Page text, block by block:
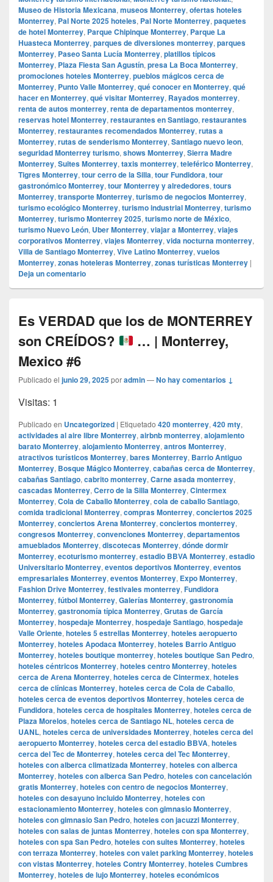
Museo de Historia Mexicana, museos Monterrey, ofertas hoteles
Monterrey, Pal Norte 2025 hoteles, Pal Norte Monterrey, paquetes
de hotel Monterrey, Parque Chipinque Monterrey, Parque La
Huasteca Monterrey, parques de diversiones monterrey, parques
Monterrey, Paseo Santa Lucía Monterrey, platillos típicos
Monterrey, Plaza Fiesta San Agustín, presa La Boca Monterrey,
promociones hoteles Monterrey, pueblos mágicos cerca de
Monterrey, Punto Valle Monterrey, qué conocer en Monterrey, qué
hacer en Monterrey, qué visitar Monterrey, Rayados monterrey,
renta de autos monterrey, renta de departamentos monterrey,
reservas hotel Monterrey, restaurantes en Santiago, restaurantes
Monterrey, restaurantes recomendados Monterrey, rutas a
Monterrey, rutas de senderismo Monterrey, Santiago nuevo leon,
seguridad Monterrey turismo, shows Monterrey, Sierra Madre
Monterrey, Suites Monterrey, taxis monterrey, teleférico Monterrey,
Tigres Monterrey, tour cerro de la Silla, tour Fundidora, tour
gastronómico Monterrey, tour Monterrey y alrededores, tours
Monterrey, transporte Monterrey, turismo de negocios Monterrey,
turismo ecológico Monterrey, turismo industrial Monterrey, turismo
Monterrey, turismo Monterrey 2025, turismo norte de México,
turismo Nuevo León, Uber Monterrey, viajar a Monterrey, viajes
corporativos Monterrey, viajes Monterrey, vida nocturna monterrey,
Villa de Santiago Monterrey, Vive Latino Monterrey, vuelos
Monterrey, zonas hoteleras Monterrey, zonas turísticas Monterrey |
Deja un comentario
Es VERDAD que los de MONTERREY
son CREÍDOS?
… | Monterrey,
Mexico #6
Publicado el junio 29, 2025poradmin—No hay comentarios ↓
Visitas: 1
Publicado en Uncategorized | Etiquetado 420 monterrey, 420 mty,
actividades al aire libre Monterrey, airbnb monterrey, alojamiento
barato Monterrey, alojamiento Monterrey, antros Monterrey,
atractivos turísticos Monterrey, bares Monterrey, Barrio Antiguo
Monterrey, Bosque Mágico Monterrey, cabañas cerca de Monterrey,
cabañas Santiago, cabrito monterrey, Carne asada monterrey,
cascadas Monterrey, Cerro de la Silla Monterrey, Cintermex
Monterrey, Cola de Caballo Monterrey, cola de caballo Santiago,
comida tradicional Monterrey, compras Monterrey, conciertos 2025
Monterrey, conciertos Arena Monterrey, conciertos monterrey,
congresos Monterrey, convenciones Monterrey, departamentos
amueblados Monterrey, discotecas Monterrey, dónde dormir
Monterrey, ecoturismo monterrey, estadio BBVA Monterrey, estadio
Universitario Monterrey, eventos deportivos Monterrey, eventos
empresariales Monterrey, eventos Monterrey, Expo Monterrey,
Fashion Drive Monterrey, festivales monterrey, Fundidora
Monterrey, fútbol Monterrey, Galerías Monterrey, gastronomía
Monterrey, gastronomía típica Monterrey, Grutas de García
Monterrey, hospedaje Monterrey, hospedaje Santiago, hospedaje
Valle Oriente, hoteles 5 estrellas Monterrey, hoteles aeropuerto
Monterrey, hoteles Apodaca Monterrey, hoteles Barrio Antiguo
Monterrey, hoteles boutique monterrey, hoteles boutique San Pedro,
hoteles céntricos Monterrey, hoteles centro Monterrey, hoteles
cerca de Arena Monterrey, hoteles cerca de Cintermex, hoteles
cerca de clínicas Monterrey, hoteles cerca de Cola de Caballo,
hoteles cerca de eventos deportivos Monterrey, hoteles cerca de
Fundidora, hoteles cerca de hospitales Monterrey, hoteles cerca de
Plaza Morelos, hoteles cerca de Santiago NL, hoteles cerca de
UANL, hoteles cerca de universidades Monterrey, hoteles cerca del
aeropuerto Monterrey, hoteles cerca del estadio BBVA, hoteles
cerca del Tec de Monterrey, hoteles cerca del Tec Monterrey,
hoteles con alberca climatizada Monterrey, hoteles con alberca
Monterrey, hoteles con alberca San Pedro, hoteles con cancelación
gratis Monterrey, hoteles con centro de negocios Monterrey,
hoteles con desayuno incluido Monterrey, hoteles con
estacionamiento Monterrey, hoteles con gimnasio Monterrey,
hoteles con gimnasio San Pedro, hoteles con jacuzzi Monterrey,
hoteles con salas de juntas Monterrey, hoteles con spa Monterrey,
hoteles con spa San Pedro, hoteles con suites Monterrey, hoteles
con terraza Monterrey, hoteles con valet parking Monterrey, hoteles
con vistas Monterrey, hoteles Contry Monterrey, hoteles Cumbres
Monterrey, hoteles de lujo Monterrey, hoteles económicos